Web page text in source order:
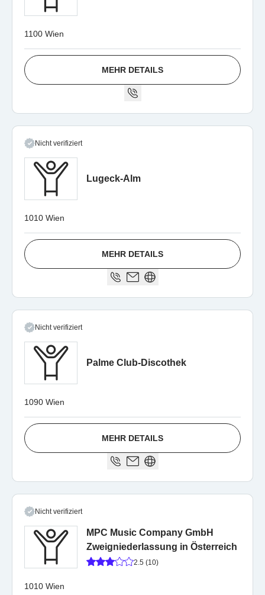
1100 Wien
MEHR DETAILS
Nicht verifiziert
Lugeck-Alm
1010 Wien
MEHR DETAILS
Nicht verifiziert
Palme Club-Discothek
1090 Wien
MEHR DETAILS
Nicht verifiziert
MPC Music Company GmbH
Zweigniederlassung in Österreich
2.5 (10)
1010 Wien